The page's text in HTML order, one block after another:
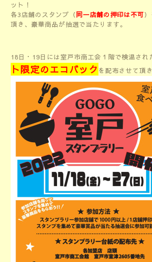
ット！
各3店舗のスタンプ（同一店舗の押印は不可
頂き、豪華商品が抽選で当たります。
18日・19日には室戸市商工会１階で検温され
ト限定のエコバック を配布させて頂き